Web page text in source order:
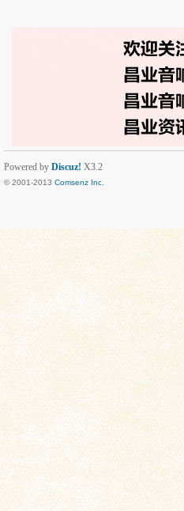
Powered by Discuz! X3.2
© 2001-2013 Comsenz Inc.